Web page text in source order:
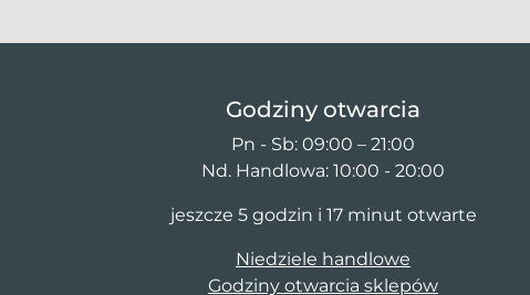
Godziny otwarcia
Pn - Sb: 09:00 – 21:00
Nd. Handlowa: 10:00 - 20:00
jeszcze 5 godzin i 17 minut otwarte
Niedziele handlowe
Godziny otwarcia sklepów